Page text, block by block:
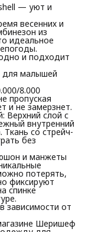
— уют и
весенних и
из
идеальное
и подходит
для малышей
8.000
пропуская
и не замерзнет.
Верхний слой с
внутренний
Ткань со стрейч-
без
и манжеты
потерять,
фиксируют
спинке
зависимости от
Шеришеф